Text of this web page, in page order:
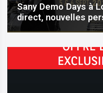
Sany Demo Days à
direct, nouvelles